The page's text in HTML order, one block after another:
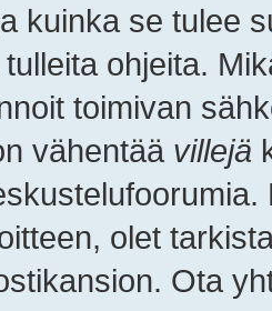
kuinka se tulee
ohjeita.
toimivan
vähentää villejä
olet
Ota